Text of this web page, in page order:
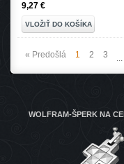
9,27 €
VLOŽIŤ DO KOŠÍKA
« Predošlá 1 2 3
WOLFRAM-ŠPERK NA